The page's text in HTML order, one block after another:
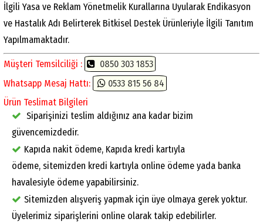
İlgili Yasa ve Reklam Yönetmelik Kurallarına Uyularak Endikasyon
ve Hastalık Adı Belirterek Bitkisel Destek Ürünleriyle İlgili Tanıtım
Yapılmamaktadır.
Müşteri Temsilciliği :
0850 303 1853
Whatsapp Mesaj Hattı:
0533 815 56 84
Ürün Teslimat Bilgileri
Siparişinizi teslim aldığınız ana kadar bizim
güvencemizdedir.
Kapıda nakit ödeme, Kapıda kredi kartıyla
ödeme, sitemizden kredi kartıyla online ödeme yada banka
havalesiyle ödeme yapabilirsiniz.
Sitemizden alışveriş yapmak için üye olmaya gerek yoktur.
Üyelerimiz siparişlerini online olarak takip edebilirler.